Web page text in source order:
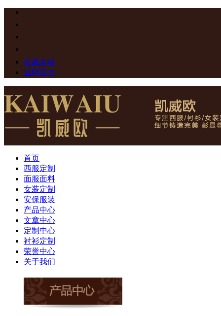
收藏本站
诚聘英才
首页
西服定制
面服面料
女装定制
安保服装
产品中心
文章中心
定制中心
衬衫定制
荣誉中心
关于我们